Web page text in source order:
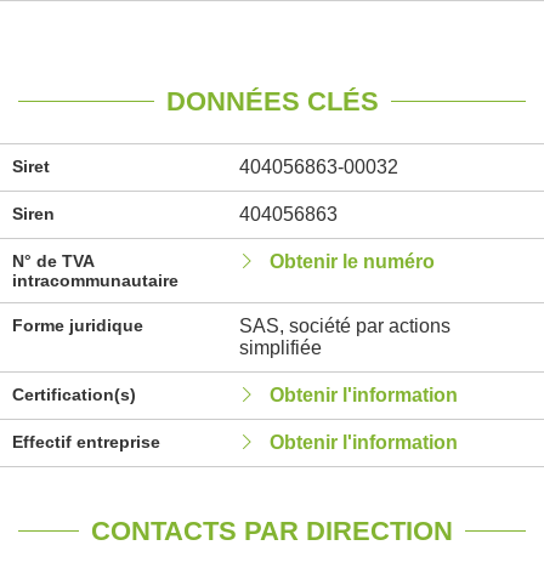
DONNÉES CLÉS
Siret 404056863-00032
Siren 404056863
N° de TVA
intracommunautaire
Obtenir le numéro
Forme juridique
SAS, société par actions
simplifiée
Certification(s) Obtenir l'information
Effectif entreprise Obtenir l'information
CONTACTS PAR DIRECTION